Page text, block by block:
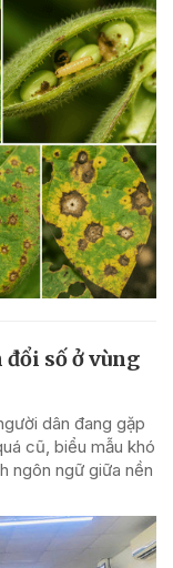
số ở vùng
dân đang gặp
cũ, biểu mẫu khó
ngôn ngữ giữa nền